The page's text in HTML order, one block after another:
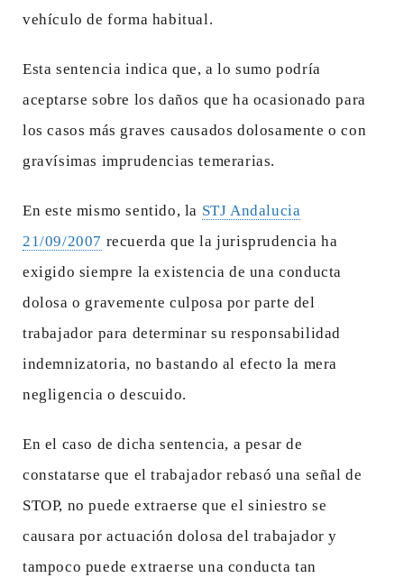
vehículo de forma habitual.
Esta sentencia indica que, a lo sumo podría
aceptarse sobre los daños que ha ocasionado para
los casos más graves causados dolosamente o con
gravísimas imprudencias temerarias.
En este mismo sentido, la STJ Andalucia
21/09/2007 recuerda que la jurisprudencia ha
exigido siempre la existencia de una conducta
dolosa o gravemente culposa por parte del
trabajador para determinar su responsabilidad
indemnizatoria, no bastando al efecto la mera
negligencia o descuido.
En el caso de dicha sentencia, a pesar de
constatarse que el trabajador rebasó una señal de
STOP, no puede extraerse que el siniestro se
causara por actuación dolosa del trabajador y
tampoco puede extraerse una conducta tan